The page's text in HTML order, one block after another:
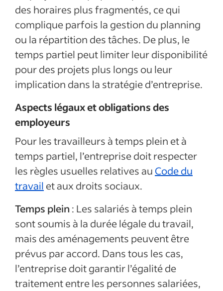
des horaires plus fragmentés, ce qui
complique parfois la gestion du planning
ou la répartition des tâches. De plus, le
temps partiel peut limiter leur disponibilité
pour des projets plus longs ou leur
implication dans la stratégie d’entreprise.
Aspects légaux et obligations des
employeurs
Pour les travailleurs à temps plein et à
temps partiel, l’entreprise doit respecter
les règles usuelles relatives au Code du
travail et aux droits sociaux.
Temps plein : Les salariés à temps plein
sont soumis à la durée légale du travail,
mais des aménagements peuvent être
prévus par accord. Dans tous les cas,
l’entreprise doit garantir l’égalité de
traitement entre les personnes salariées,